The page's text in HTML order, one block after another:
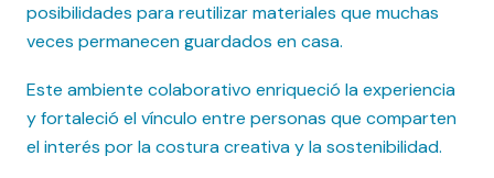
posibilidades para reutilizar materiales que muchas
veces permanecen guardados en casa.
Este ambiente colaborativo enriqueció la experiencia
y fortaleció el vínculo entre personas que comparten
el interés por la costura creativa y la sostenibilidad.